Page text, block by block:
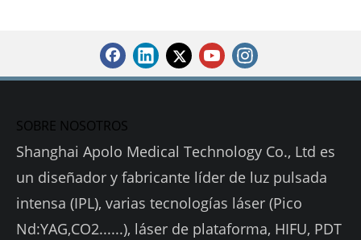
SOBRE NOSOTROS
Shanghai Apolo Medical Technology Co., Ltd es
un diseñador y fabricante líder de luz pulsada
intensa (IPL), varias tecnologías láser (Pico
Nd:YAG,CO2......), láser de plataforma, HIFU, PDT